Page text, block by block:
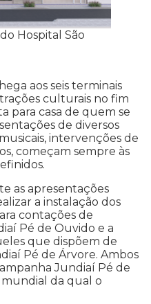
Hospital São
aos seis terminais
culturais no fim
para casa de quem se
de diversos
intervenções de
começam sempre às
as apresentações
a instalação dos
contações de
Pé de Ouvido e a
que dispõem de
Pé de Árvore. Ambos
Jundiaí Pé de
mundial da qual o